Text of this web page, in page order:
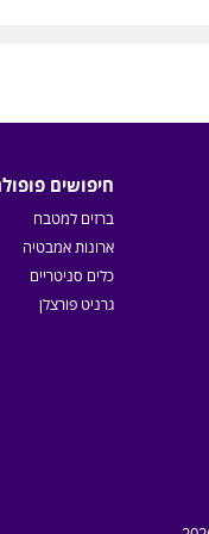
חיפושים
ברזים למטבח
ארונות אמבטיה
כלים סניטריים
גרניט פורצלן